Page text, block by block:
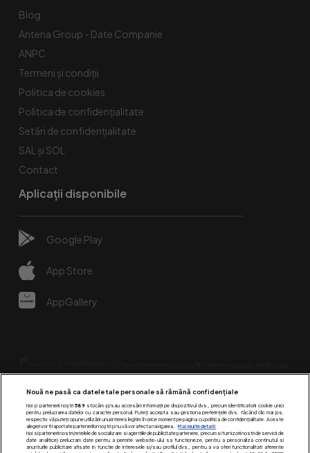
Blog
Antena Group - Date Companie
ANPC
Termeni și condiții
Politica de cookies
Politica de confidențialitate
Setări de confidențialitate
SAL și SOL
Contact
Aplicații disponibile
Google Play
App Store
AppGallery
Urmărește-ne pe:
Nouă ne pasă ca datele tale personale să rămână confidențiale
Noi și partenerii noștri 589stocăm și/sau accesăm informații pe dispozitivul dvs., precum identificatorii cookie unici
pentru prelucrarea datelor cu caracter personal. Puteți accepta sau gestiona preferințele dvs. făcând clic mai jos,
respectiv vă puteți opune utilizării unui interes legitim în orice moment pe pagina cu politica de confidențialitate. Aceste
alegeri vor fi raportate partenerilor noștri și nu vă vor afecta navigarea.
Mai multe detalii
Noi si partenerii nostri (retelele de socializare si agentiile de publicitate partenere, precum si furnizorii nostri de servicii de
date analitice) prelucram date pentru a permite website-ului sa functioneze, pentru a personaliza continutul si
anunturile publicitare afisate in functie de interesele si/sau profilul dvs., pentru a va oferi functionalitati aferente